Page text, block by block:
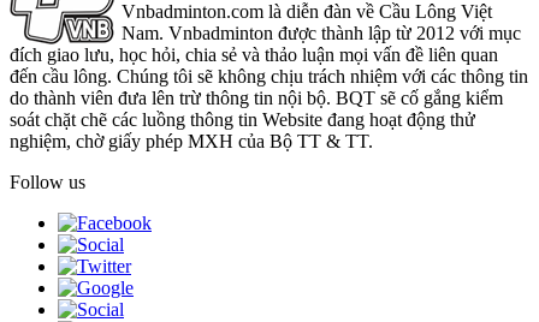
Vnbadminton.com là diễn đàn về Cầu Lông Việt
Nam. Vnbadminton được thành lập từ 2012 với mục
đích giao lưu, học hỏi, chia sẻ và thảo luận mọi vấn đề liên quan
đến cầu lông. Chúng tôi sẽ không chịu trách nhiệm với các thông tin
do thành viên đưa lên trừ thông tin nội bộ. BQT sẽ cố gắng kiểm
soát chặt chẽ các luồng thông tin Website đang hoạt động thử
nghiệm, chờ giấy phép MXH của Bộ TT & TT.
Follow us